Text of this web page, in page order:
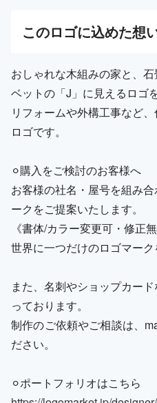
このロゴに込めた想
おしゃれな木組みの家と、
ベットの「J」に見えるロゴ
リフォームや外構工事など
ロゴです。
⚪︎購入をご検討のお客様へ
お客様の社名・屋号を組み
ークをご提案いたします。
《書体/カラー変更可・修正
世界に一つだけのロゴマーク
また、名刺やショップカー
っております。
制作のご依頼やご相談は、
ださい。
⚪︎ポートフォリオはこちら